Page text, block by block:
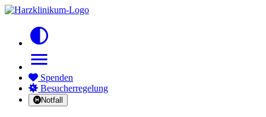
contrast
menu
Spenden
Besucherregelung
Notfall